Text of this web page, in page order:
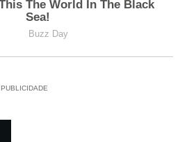
PUBLICIDADE